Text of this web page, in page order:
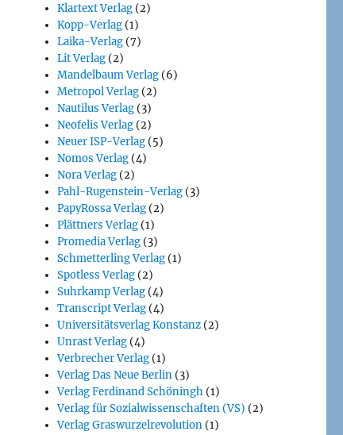
Klartext Verlag (2)
Kopp-Verlag (1)
Laika-Verlag (7)
Lit Verlag (2)
Mandelbaum Verlag (6)
Metropol Verlag (2)
Nautilus Verlag (3)
Neofelis Verlag (2)
Neuer ISP-Verlag (5)
Nomos Verlag (4)
Nora Verlag (2)
Pahl-Rugenstein-Verlag (3)
PapyRossa Verlag (2)
Plättners Verlag (1)
Promedia Verlag (3)
Schmetterling Verlag (1)
Spotless Verlag (2)
Suhrkamp Verlag (4)
Transcript Verlag (4)
Universitätsverlag Konstanz (2)
Unrast Verlag (4)
Verbrecher Verlag (1)
Verlag Das Neue Berlin (3)
Verlag Ferdinand Schöningh (1)
Verlag für Sozialwissenschaften (VS) (2)
Verlag Graswurzelrevolution (1)